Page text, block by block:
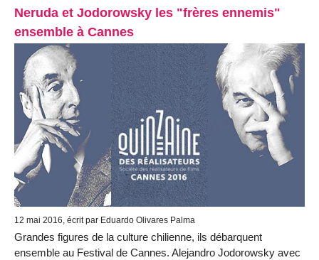
Neruda et Jodorowsky les "frères ennemis"
ensemble à Cannes
12 mai 2016, écrit par Eduardo Olivares Palma
Grandes figures de la culture chilienne, ils débarquent
ensemble au Festival de Cannes. Alejandro Jodorowsky avec